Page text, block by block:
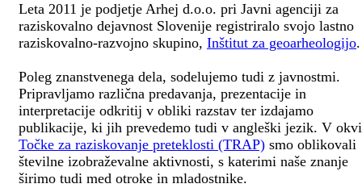
Leta 2011 je podjetje Arhej d.o.o. pri Javni agenciji za
raziskovalno dejavnost Slovenije registriralo svojo lastno
raziskovalno-razvojno skupino, Inštitut za geoarheologijo.
Poleg znanstvenega dela, sodelujemo tudi z javnostmi.
Pripravljamo različna predavanja, prezentacije in
interpretacije odkritij v obliki razstav ter izdajamo
publikacije, ki jih prevedemo tudi v angleški jezik. V
Točke za raziskovanje preteklosti (TRAP) smo oblikovali
številne izobraževalne aktivnosti, s katerimi naše znanje
širimo tudi med otroke in mladostnike.